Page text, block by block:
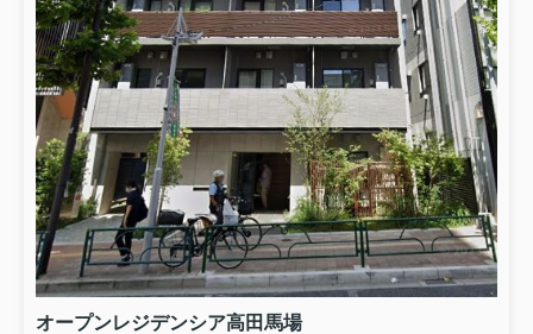
オープンレジデンシア高田馬場